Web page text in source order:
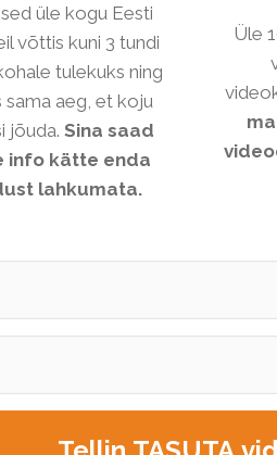
üle kogu Eesti
võttis kuni 3 tundi
tulekuks ning
sama aeg, et koju
jõuda.Sina saad
info kätte enda
lahkumata.
Üle